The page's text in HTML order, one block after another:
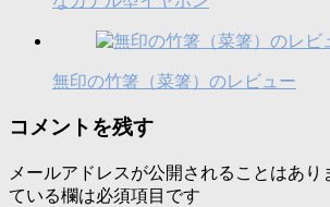
無印の竹箸（菜箸）のレビュー
コメントを残す
メールアドレスが公開されることはあり
ている欄は必須項目です